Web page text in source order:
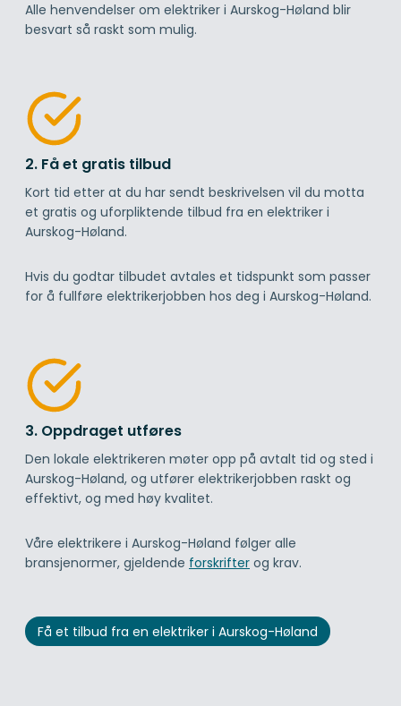
Alle henvendelser om elektriker i Aurskog-Høland blir
besvart så raskt som mulig.
2. Få et gratis tilbud
Kort tid etter at du har sendt beskrivelsen vil du motta
et gratis og uforpliktende tilbud fra en elektriker i
Aurskog-Høland.
Hvis du godtar tilbudet avtales et tidspunkt som passer
for å fullføre elektrikerjobben hos deg i Aurskog-Høland.
3. Oppdraget utføres
Den lokale elektrikeren møter opp på avtalt tid og sted i
Aurskog-Høland, og utfører elektrikerjobben raskt og
effektivt, og med høy kvalitet.
Våre elektrikere i Aurskog-Høland følger alle
bransjenormer, gjeldende forskrifter og krav.
Få et tilbud fra en elektriker i Aurskog-Høland